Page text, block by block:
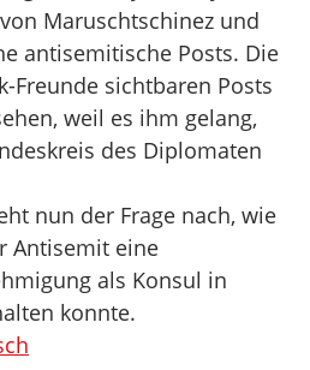
Maruschtschinez und
antisemitische Posts. Die
Freunde sichtbaren Posts
weil es ihm gelang,
des Diplomaten
nun der Frage nach, wie
Antisemit eine
als Konsul in
konnte.